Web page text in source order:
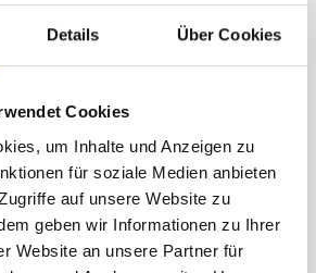
Details Über Cookies
Cookies
um Inhalte und Anzeigen zu
für soziale Medien anbieten
auf unsere Website zu
geben wir Informationen zu Ihrer
Website an unsere Partner für
IP-Adresse wird nicht mit anderen
werden u.a. folgende Daten erfasst:
Seiten;
(beispielsweise Klicks, Verweildauer,
(Region);
gekürzter Form);
zu Ihrem Browser und den von Ihnen
(z. B. Spracheinstellung,